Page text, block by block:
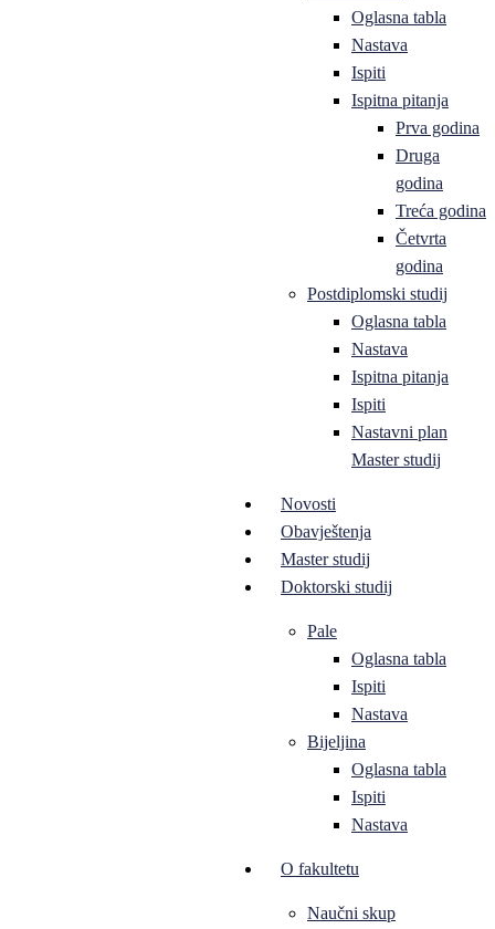
Oglasna tabla
Nastava
Ispiti
Ispitna pitanja
Prva godina
Druga
godina
Treća godina
Četvrta
godina
Postdiplomski studij
Oglasna tabla
Nastava
Ispitna pitanja
Ispiti
Nastavni plan
Master studij
Novosti
Obavještenja
Master studij
Doktorski studij
Pale
Oglasna tabla
Ispiti
Nastava
Bijeljina
Oglasna tabla
Ispiti
Nastava
O fakultetu
Naučni skup